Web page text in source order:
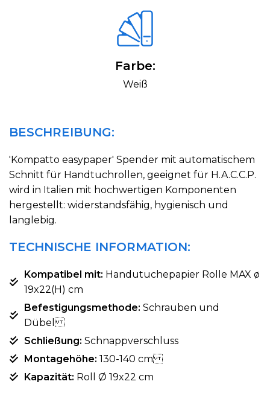
Farbe:
Weiß
BESCHREIBUNG:
'Kompatto easypaper' Spender mit automatischem
Schnitt für Handtuchrollen, geeignet für H.A.C.C.P.
wird in Italien mit hochwertigen Komponenten
hergestellt: widerstandsfähig, hygienisch und
langlebig.
TECHNISCHE INFORMATION:
Kompatibel mit: Handutuchepapier Rolle MAX ø
19x22(H) cm
Befestigungsmethode: Schrauben und
Dübel
Schließung: Schnappverschluss
Montagehöhe: 130-140 cm
Kapazität: Roll Ø 19x22 cm